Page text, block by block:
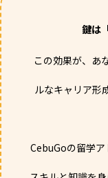
鍵は
この効果が、あ
ルなキャリア形
CebuGoの留学